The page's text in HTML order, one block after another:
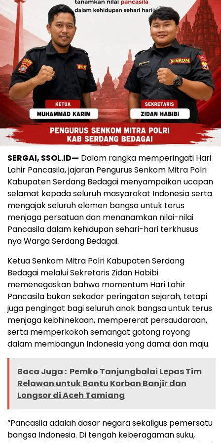
SERGAI, SSOL.ID— Dalam rangka memperingati Hari
Lahir Pancasila, jajaran Pengurus Senkom Mitra Polri
Kabupaten Serdang Bedagai menyampaikan ucapan
selamat kepada seluruh masyarakat Indonesia serta
mengajak seluruh elemen bangsa untuk terus
menjaga persatuan dan menanamkan nilai-nilai
Pancasila dalam kehidupan sehari-hari terkhusus
nya Warga Serdang Bedagai.
‎Ketua Senkom Mitra Polri Kabupaten Serdang
Bedagai melalui Sekretaris Zidan Habibi
memenegaskan bahwa momentum Hari Lahir
Pancasila bukan sekadar peringatan sejarah, tetapi
juga pengingat bagi seluruh anak bangsa untuk terus
menjaga kebhinekaan, mempererat persaudaraan,
serta memperkokoh semangat gotong royong
dalam membangun Indonesia yang damai dan maju.
Baca Juga : Pemko Tanjungbalai Lepas Tim
Relawan untuk Bantu Korban Banjir dan
Longsor di Aceh Tamiang
‎“Pancasila adalah dasar negara sekaligus pemersatu
bangsa Indonesia. Di tengah keberagaman suku,